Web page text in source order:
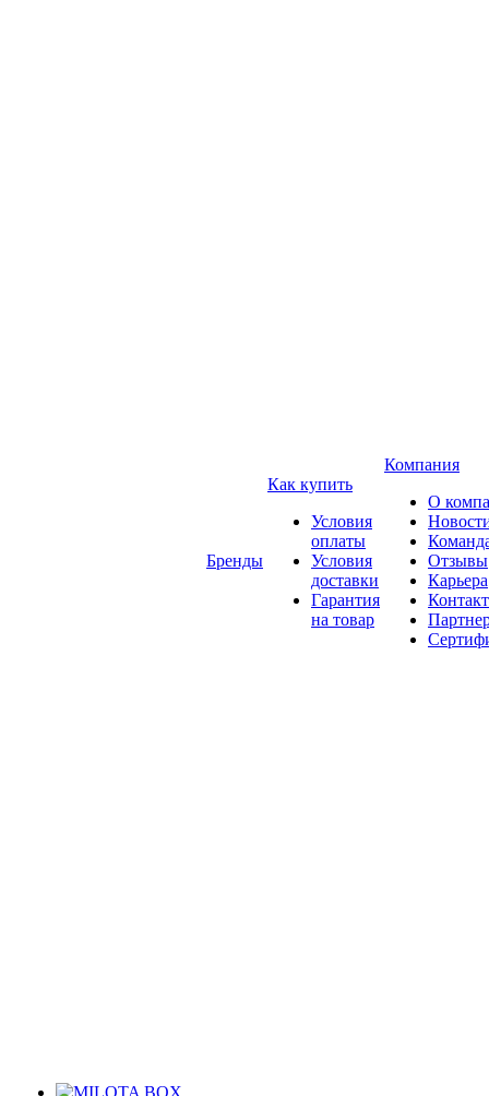
Бренды
Как купить
Условия
оплаты
Условия
доставки
Гарантия
на товар
Компания
О
Отзывы
Карьера